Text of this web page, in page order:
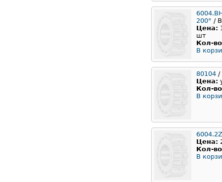
200° /
Цена:
шт
Кол-
В
80104 /
Цена:
Кол-
В
Цена:
Кол-
В